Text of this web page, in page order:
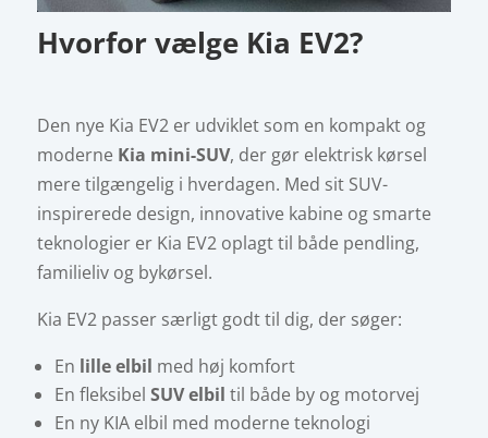
Hvorfor vælge Kia EV2?
Den nye Kia EV2 er udviklet som en kompakt og
moderne Kia mini-SUV, der gør elektrisk kørsel
mere tilgængelig i hverdagen. Med sit SUV-
inspirerede design, innovative kabine og smarte
teknologier er Kia EV2 oplagt til både pendling,
familieliv og bykørsel.
Kia EV2 passer særligt godt til dig, der søger:
En lille elbil med høj komfort
En fleksibel SUV elbil til både by og motorvej
En ny KIA elbil med moderne teknologi